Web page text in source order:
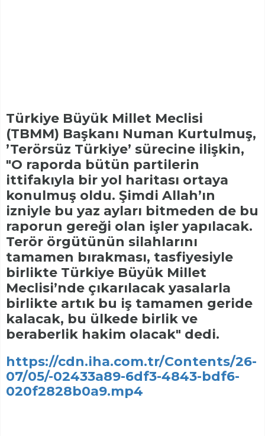
Türkiye Büyük Millet Meclisi
(TBMM) Başkanı Numan Kurtulmuş,
’Terörsüz Türkiye’ sürecine ilişkin,
"O raporda bütün partilerin
ittifakıyla bir yol haritası ortaya
konulmuş oldu. Şimdi Allah’ın
izniyle bu yaz ayları bitmeden de bu
raporun gereği olan işler yapılacak.
Terör örgütünün silahlarını
tamamen bırakması, tasfiyesiyle
birlikte Türkiye Büyük Millet
Meclisi’nde çıkarılacak yasalarla
birlikte artık bu iş tamamen geride
kalacak, bu ülkede birlik ve
beraberlik hakim olacak" dedi.
https://cdn.iha.com.tr/Contents/26-
07/05/-02433a89-6df3-4843-bdf6-
020f2828b0a9.mp4